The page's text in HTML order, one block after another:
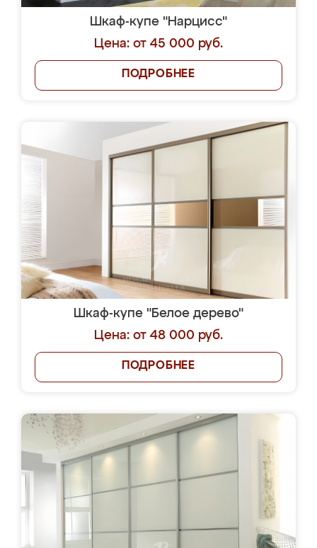
Шкаф-купе "Нарцисс"
Цена: от 45 000 руб.
ПОДРОБНЕЕ
Шкаф-купе "Белое дерево"
Цена: от 48 000 руб.
ПОДРОБНЕЕ